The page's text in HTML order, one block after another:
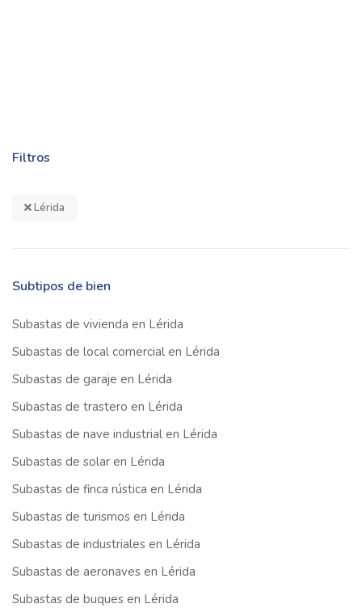
Filtros
Lérida
Subtipos de bien
Subastas de vivienda en Lérida
Subastas de local comercial en Lérida
Subastas de garaje en Lérida
Subastas de trastero en Lérida
Subastas de nave industrial en Lérida
Subastas de solar en Lérida
Subastas de finca rústica en Lérida
Subastas de turismos en Lérida
Subastas de industriales en Lérida
Subastas de aeronaves en Lérida
Subastas de buques en Lérida